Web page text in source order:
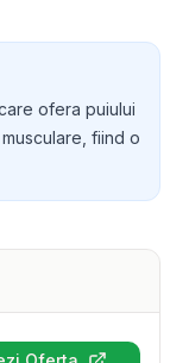
ofera puiului
fiind o